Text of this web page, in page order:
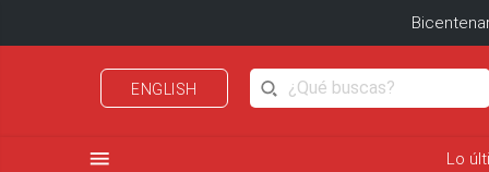
ENGLISH
menu Lo